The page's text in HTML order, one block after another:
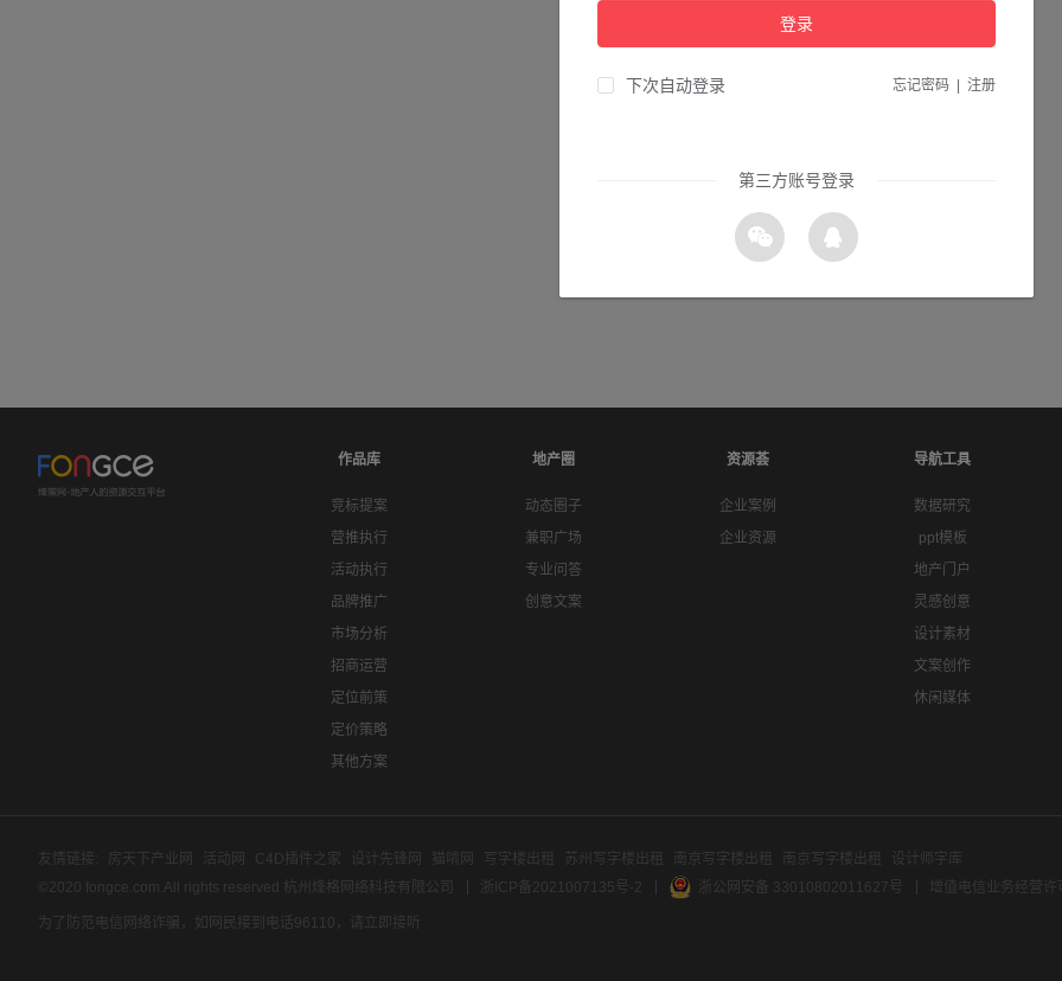
作品库
竞标提案
营推执行
活动执行
品牌推广
市场分析
招商运营
定位前策
定价策略
其他方案
地产圈
动态圈子
兼职广场
专业问答
创意文案
资源荟
企业案例
企业资源
导航工具
数据研究
ppt模板
地产门户
灵感创意
设计素材
文案创作
休闲媒体
友情链接: 房天下产业网 活动网 C4D插件之家 设计先锋网 猫啃网 写字楼出租 苏州写字楼出租 南京写字楼出租 南京写字楼出租
设计师字库
©2020 fongce.com.All rights reserved 杭州烽格网络科技有限公司
浙ICP备2021007135号-2 浙公网安备 33010802011627号 增值电信业务经营
为了防范电信网络诈骗，如网民接到电话96110，请立即接听
登录
下次自动登录 忘记密码 注册
第三方账号登录